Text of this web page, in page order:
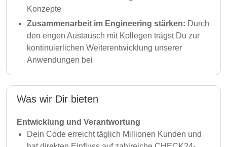
Konzepte
Zusammenarbeit im Engineering stärken: Durch
den engen Austausch mit Kollegen trägst Du zur
kontinuierlichen Weiterentwicklung unserer
Anwendungen bei
Was wir Dir bieten
Entwicklung und Verantwortung
Dein Code erreicht täglich Millionen Kunden und